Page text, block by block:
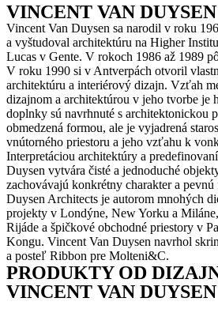
VINCENT VAN DUYSEN
Vincent Van Duysen sa narodil v roku
a vyštudoval architektúru na Higher
Lucas v Gente. V rokoch 1986 až 1989
V roku 1990 si v Antverpách otvoril
architektúru a interiérový dizajn. Vzťah
dizajnom a architektúrou v jeho tvorbe je
doplnky sú navrhnuté s architektonickou
obmedzená formou, ale je vyjadrená
vnútorného priestoru a jeho vzťahu k
Interpretáciou architektúry a
Duysen vytvára čisté a jednoduché
zachovávajú konkrétny charakter a pevnú
Duysen Architects je autorom mnohých
projekty v Londýne, New Yorku a
Rijáde a špičkové obchodné priestory v
Kongu. Vincent Van Duysen navrhol
a posteľ Ribbon pre Molteni&C.
PRODUKTY OD
VINCENT VAN DUYSEN